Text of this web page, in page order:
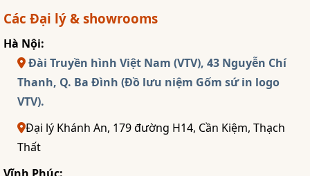
Các Đại lý & showrooms
Hà Nội:
Đài Truyền hình Việt Nam (VTV), 43 Nguyễn Chí
Thanh, Q. Ba Đình (Đồ lưu niệm Gốm sứ in logo
VTV).
Đại lý Khánh An, 179 đường H14, Cần Kiệm, Thạch
Thất